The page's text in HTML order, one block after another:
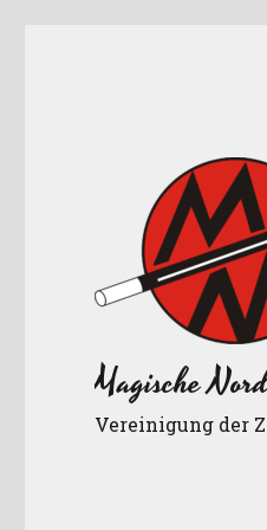
Magische
Vereinigung der